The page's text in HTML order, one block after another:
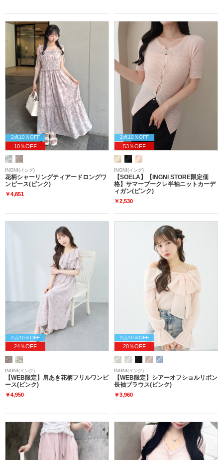
2点10％OFF
10％OFF
INGNI(イング)
花柄シャーリングティアードロングワ
ンピース(ピンク)
￥4,851
2点10％OFF
53％OFF
INGNI(イング)
【SOELA】【INGNI STORE限定価
格】サマーブークレ半袖ニットカーデ
ィガン(ピンク)
￥2,530
2点10％OFF
24％OFF
INGNI(イング)
【WEB限定】肩あき花柄フリルワンピ
ース(ピンク)
￥4,950
2点10％OFF
20％OFF
INGNI(イング)
【WEB限定】シアーオフショルリボン
長袖ブラウス(ピンク)
￥3,960